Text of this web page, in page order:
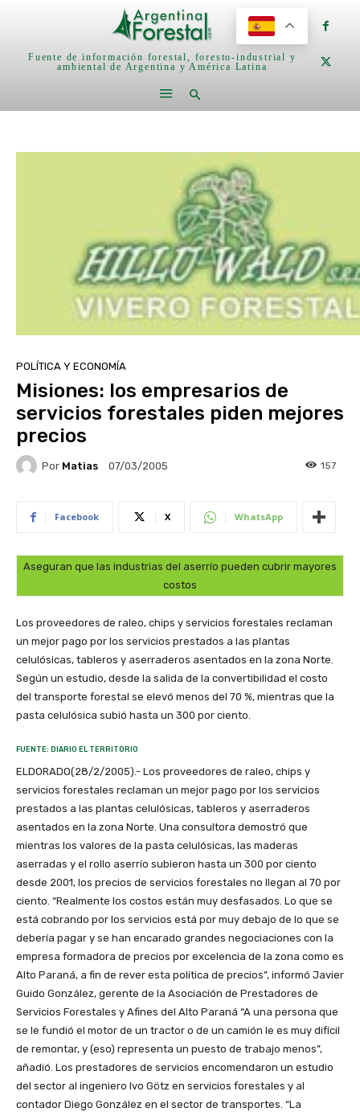
Fuente de información forestal, foresto-industrial y
ambiental de Argentina y América Latina
POLÍTICA Y ECONOMÍA
Misiones: los empresarios de
servicios forestales piden mejores
precios
Por Matias 07/03/2005 157
Facebook X WhatsApp
Aseguran que las industrias del aserrío pueden cubrir mayores
costos
Los proveedores de raleo, chips y servicios forestales reclaman
un mejor pago por los servicios prestados a las plantas
celulósicas, tableros y aserraderos asentados en la zona Norte.
Según un estudio, desde la salida de la convertibilidad el costo
del transporte forestal se elevó menos del 70 %, mientras que la
pasta celulósica subió hasta un 300 por ciento.
FUENTE: DIARIO EL TERRITORIO
ELDORADO(28/2/2005).- Los proveedores de raleo, chips y
servicios forestales reclaman un mejor pago por los servicios
prestados a las plantas celulósicas, tableros y aserraderos
asentados en la zona Norte. Una consultora demostró que
mientras los valores de la pasta celulósicas, las maderas
aserradas y el rollo aserrío subieron hasta un 300 por ciento
desde 2001, los precios de servicios forestales no llegan al 70 por
ciento. “Realmente los costos están muy desfasados. Lo que se
está cobrando por los servicios está por muy debajo de lo que se
debería pagar y se han encarado grandes negociaciones con la
empresa formadora de precios por excelencia de la zona como es
Alto Paraná, a fin de rever esta política de precios”, informó Javier
Guido González, gerente de la Asociación de Prestadores de
Servicios Forestales y Afines del Alto Paraná “A una persona que
se le fundió el motor de un tractor o de un camión le es muy difícil
de remontar, y (eso) representa un puesto de trabajo menos”,
añadió. Los prestadores de servicios encomendaron un estudio
del sector al ingeniero Ivo Götz en servicios forestales y al
contador Diego González en el sector de transportes. “La